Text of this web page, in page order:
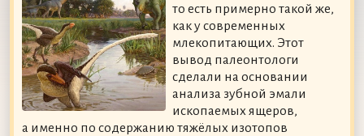
то есть примерно такой же,
как у современных
млекопитающих. Этот
вывод палеонтологи
сделали на основании
анализа зубной эмали
ископаемых ящеров,
а именно по содержанию тяжёлых изотопов